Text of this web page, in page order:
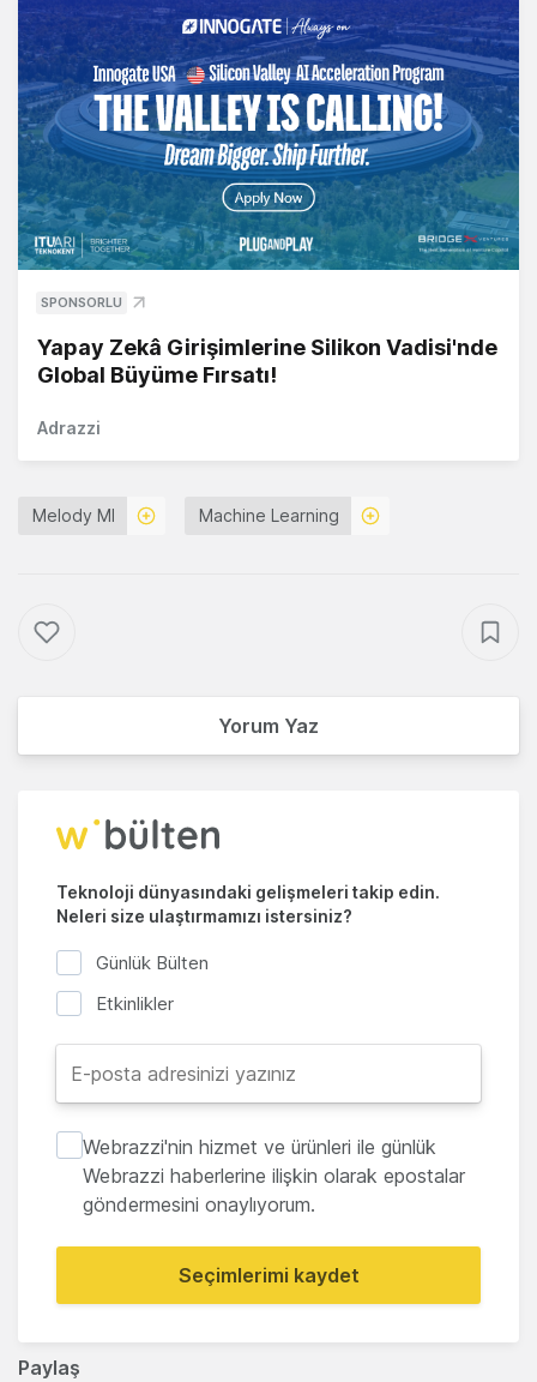
Paylaş
SPONSORLU
Yapay Zekâ Girişimlerine Silikon Vadisi'nde
Global Büyüme Fırsatı!
Adrazzi
Melody Ml Machine Learning
Yorum Yaz
Teknoloji dünyasındaki gelişmeleri takip edin.
Neleri size ulaştırmamızı istersiniz?
Günlük Bülten
Etkinlikler
Webrazzi'nin hizmet ve ürünleri ile günlük
Webrazzi haberlerine ilişkin olarak epostalar
göndermesini onaylıyorum.
Seçimlerimi kaydet